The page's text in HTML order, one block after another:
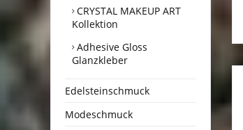
CRYSTAL MAKEUP ART
Kollektion
Adhesive Gloss
Glanzkleber
Edelsteinschmuck
Modeschmuck